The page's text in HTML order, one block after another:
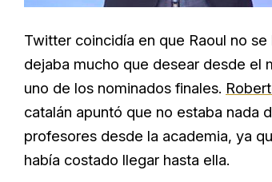
Twitter coincidía en que Raoul no
dejaba mucho que desear desde el
uno de los nominados finales.
catalán apuntó que no estaba nada
profesores desde la academia, ya
había costado llegar hasta ella.